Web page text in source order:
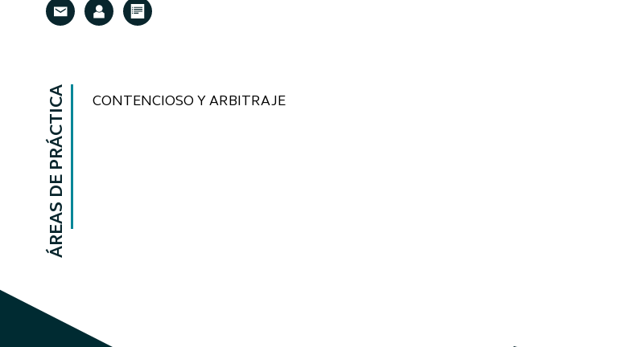
ÁREAS DE PRÁCTICA CONTENCIOSO Y ARBITRAJE